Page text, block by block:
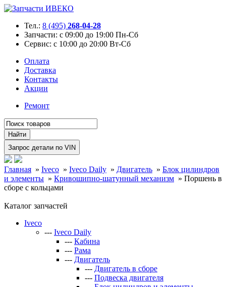
Тел.: 8 (495) 268-04-28
Запчасти: с 09:00 до 19:00 Пн-Сб
Сервис: с 10:00 до 20:00 Вт-Сб
Оплата
Доставка
Контакты
Акции
Ремонт
Главная » Iveco » Iveco Daily » Двигатель » Блок цилиндров
и элементы » Кривошипно-шатунный механизм » Поршень в
сборе с кольцами
Каталог запчастей
Iveco
--- Iveco Daily
--- Кабина
--- Рама
--- Двигатель
--- Двигатель в сборе
--- Подвеска двигателя